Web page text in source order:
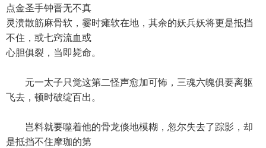
点金圣手钟晋无不真
灵溃散筋麻骨软，霎时瘫软在地，其余的妖兵妖将更是抵挡
不住，或七窍流血或
心胆俱裂，当即毙命。
元一太子只觉这第二怪声愈加可怖，三魂六魄俱要离躯
飞去，顿时破绽百出。
岂料就要噬着他的骨龙倏地模糊，忽尔失去了踪影，却
是抵挡不住摩珈的第